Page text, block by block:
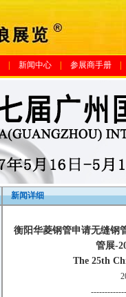
新闻中心 参展商手册|
新闻详细
衡阳华菱钢管申请无缝钢
管展-
The 25th